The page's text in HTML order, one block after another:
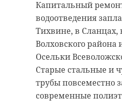
Капитальный
водоотведения
Тихвине, в Сланцах,
Волховского района
Осельки
Старые стальные и
трубы повсеместно
современные
Ледовитого океана.
остановку в
области, чтобы
перед последним
Александр
что охотничий сезон
завершен.
следят, чтобы никто
возможны дожди.
воздуха ночью
+12 градусов. Днем в
ожидается от +20 до
// Мы есть вMAX. Не
Фото: